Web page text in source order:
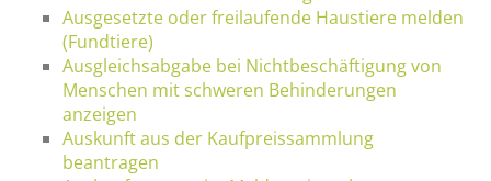
Ausgesetzte oder freilaufende Haustiere melden
(Fundtiere)
Ausgleichsabgabe bei Nichtbeschäftigung von
Menschen mit schweren Behinderungen
anzeigen
Auskunft aus der Kaufpreissammlung
beantragen